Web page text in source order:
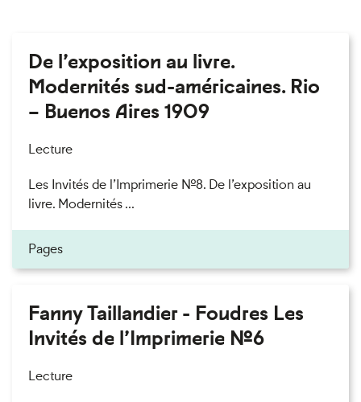
De l’exposition au livre.
Modernités sud-américaines. Rio
– Buenos Aires 1909
Lecture
Les Invités de l’Imprimerie n°8. De l’exposition au
livre. Modernités ...
Pages
Fanny Taillandier - Foudres Les
Invités de l’Imprimerie n°6
Lecture